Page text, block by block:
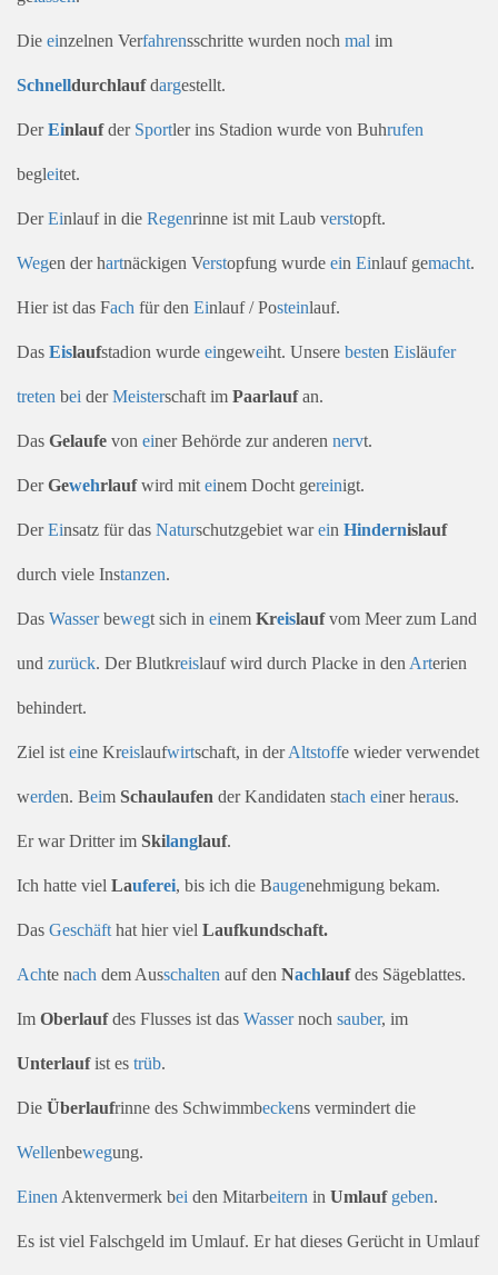
Die einzelnen Verfahrensschritte wurden noch mal im
Schnelldurchlaufdargestellt.
DerEinlaufder Sportler ins Stadion wurde von Buhrufen
begleitet.
DerEinlauf in die Regenrinne ist mit Laub verstopft.
Wegen der hartnäckigen Verstopfung wurde ein Einlauf gemacht.
Hier ist das Fach für den Einlauf / Posteinlauf.
Das Eislaufstadion wurde eingeweiht. Unsere besten Eisläufer
treten bei derMeisterschaft im Paarlaufan.
Das Gelaufe von einer Behörde zur anderen nervt.
DerGewehrlaufwird mit einem Docht gereinigt.
DerEinsatz für das Naturschutzgebiet warein Hindernislauf
durch viele Instanzen.
Das Wasserbewegt sich in einem Kreislaufvom Meer zum Land
und zurück. Der Blutkreislauf wird durch Placke in den Arterien
behindert.
Ziel ist eine Kreislaufwirtschaft, in derAltstoffe wieder verwendet
werden. Beim Schaulaufen der Kandidaten stach einer heraus.
Er war Dritter im Skilanglauf.
Ich hatte viel Lauferei, bis ich die Baugenehmigung bekam.
Das Geschäft hat hier viel Laufkundschaft.
Achte nach dem Ausschalten auf den Nachlaufdes Sägeblattes.
Im Oberlaufdes Flusses ist das Wassernoch sauber, im
Unterlaufist es trüb.
Die Überlaufrinne des Schwimmbeckens vermindert die
Wellenbewegung.
Einen Aktenvermerk bei den Mitarbeitern in Umlauf geben.
Es ist viel Falschgeld im Umlauf. Er hat dieses Gerücht in Umlauf